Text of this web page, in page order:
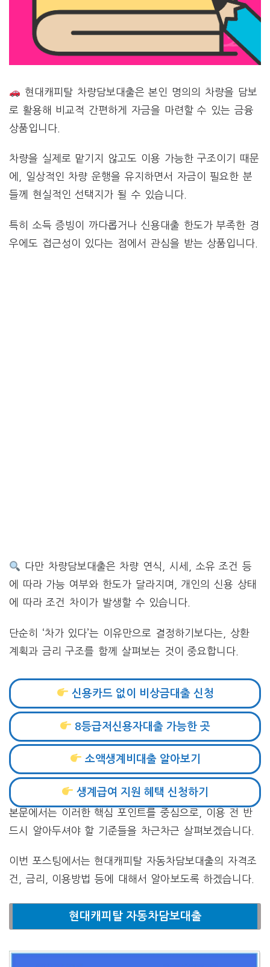
현대캐피탈 차량담보대출은 본인 명의의 차량을 담보
로 활용해 비교적 간편하게 자금을 마련할 수 있는 금융
상품입니다.
차량을 실제로 맡기지 않고도 이용 가능한 구조이기 때문
에, 일상적인 차량 운행을 유지하면서 자금이 필요한 분
들께 현실적인 선택지가 될 수 있습니다.
특히 소득 증빙이 까다롭거나 신용대출 한도가 부족한 경
우에도 접근성이 있다는 점에서 관심을 받는 상품입니다.
다만 차량담보대출은 차량 연식, 시세, 소유 조건 등
에 따라 가능 여부와 한도가 달라지며, 개인의 신용 상태
에 따라 조건 차이가 발생할 수 있습니다.
단순히 ‘차가 있다’는 이유만으로 결정하기보다는, 상환
계획과 금리 구조를 함께 살펴보는 것이 중요합니다.
신용카드 없이 비상금대출 신청
8등급저신용자대출 가능한 곳
소액생계비대출 알아보기
생계급여 지원 혜택 신청하기
본문에서는 이러한 핵심 포인트를 중심으로, 이용 전 반
드시 알아두셔야 할 기준들을 차근차근 살펴보겠습니다.
이번 포스팅에서는 현대캐피탈 자동차담보대출의 자격조
건, 금리, 이용방법 등에 대해서 알아보도록 하겠습니다.
현대캐피탈 자동차담보대출